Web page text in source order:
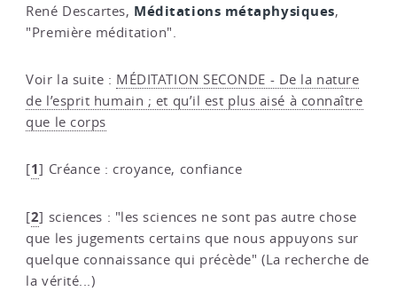
René Descartes, Méditations métaphysiques,
"Première méditation".
Voir la suite : MÉDITATION SECONDE - De la nature
de l’esprit humain ; et qu’il est plus aisé à connaître
que le corps
[1] Créance : croyance, confiance
[2] sciences : "les sciences ne sont pas autre chose
que les jugements certains que nous appuyons sur
quelque connaissance qui précède" (La recherche de
la vérité...)